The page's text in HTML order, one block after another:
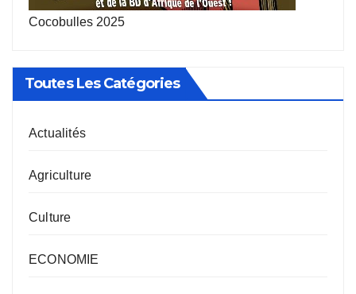
Cocobulles 2025
Toutes Les Catégories
Actualités
Agriculture
Culture
ECONOMIE